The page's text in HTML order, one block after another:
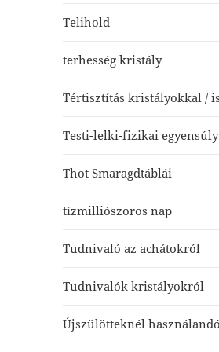
Telihold
terhesség kristály
Tértisztítás kristályokkal /
Testi-lelki-fizikai
Thot Smaragdtáblái
tízmilliószoros nap
Tudnivaló az achátokról
Tudnivalók kristályokról
Újszülötteknél